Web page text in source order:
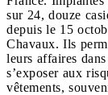
sur 24, douze
depuis le 15
Chavaux. Ils
leurs affaires
s’exposer aux
vêtements,